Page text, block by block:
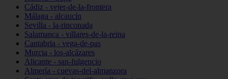
Cádiz - vejer-de-la-frontera
Málaga - alcaucín
Sevilla - la-rinconada
Salamanca - villares-de-la-reina
Cantabria - vega-de-pas
Murcia - los-alcázares
Alicante - san-fulgencio
Almería - cuevas-del-almanzora